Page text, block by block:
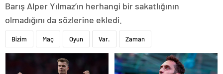
Barış Alper Yılmaz’ın herhangi bir sakatlığının
olmadığını da sözlerine ekledi.
Bizim Maç Oyun Var. Zaman